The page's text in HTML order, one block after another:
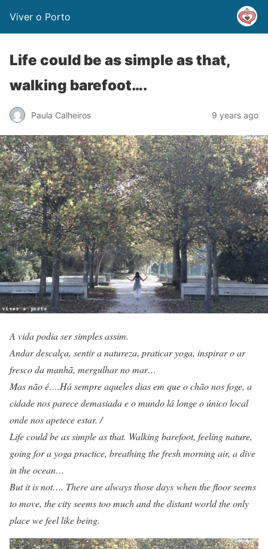
Viver o Porto
Life could be as simple as that,
walking barefoot….
Paula Calheiros 9 years ago
A vida podia ser simples assim.
Andar descalça, sentir a natureza, praticar yoga, inspirar o ar
fresco da manhã, mergulhar no mar…
Mas não é….Há sempre aqueles dias em que o chão nos foge, a
cidade nos parece demasiada e o mundo lá longe o único local
onde nos apetece estar. /
Life could be as simple as that. Walking barefoot, feeling nature,
going for a yoga practice, breathing the fresh morning air, a dive
in the ocean…
But it is not…. There are always those days when the floor seems
to move, the city seems too much and the distant world the only
place we feel like being.